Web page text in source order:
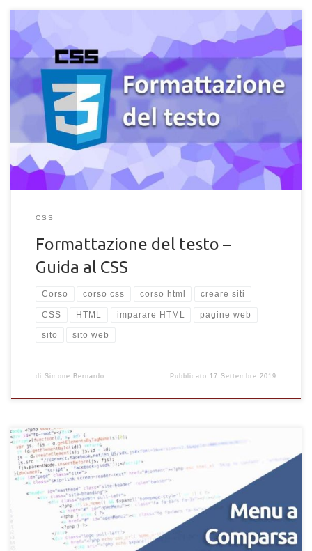
Come formattare e modificare il testo di una pagina web con il
CSS. Scopri gli attributi CSS per la modifica del testo, dei
caratteri e dei paragrafi di una pagina HTML.
CSS
Formattazione del testo –
Guida al CSS
Corso corso css corso html creare siti
CSS HTML imparare HTML pagine web
sito sito web
di Simone Bernardo Pubblicato 17 Settembre 2019
Come realizzare un menu a comparsa per il tuo sito da zero,
senza conoscere linguaggi di programmazione. Crea facilmente
un menu nascosto per la toolbar del tuo sito web con una
semplice funzione JQuery.